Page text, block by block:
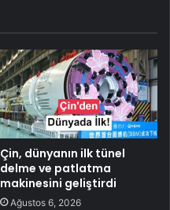
Çin, dünyanın ilk tünel
delme ve patlatma
makinesini geliştirdi
Ağustos 6, 2026